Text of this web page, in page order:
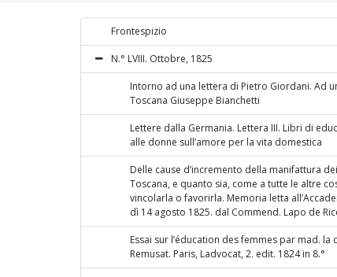
Frontespizio
N.° LVIII. Ottobre, 1825
Intorno ad una lettera di Pietro Giordani. Ad
Toscana Giuseppe Bianchetti
Lettere dalla Germania. Lettera III. Libri di
alle donne sull’amore per la vita domestica
Delle cause d’incremento della manifattura
Toscana, e quanto sia, come a tutte le altre
vincolarla o favorirla. Memoria letta
dì 14 agosto 1825. dal Commend. Lapo de
Essai sur l’éducation des femmes par mad. la
Remusat. Paris, Ladvocat, 2. edit. 1824 in 8.°